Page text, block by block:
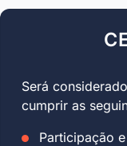
Será
cumprir as
Participação